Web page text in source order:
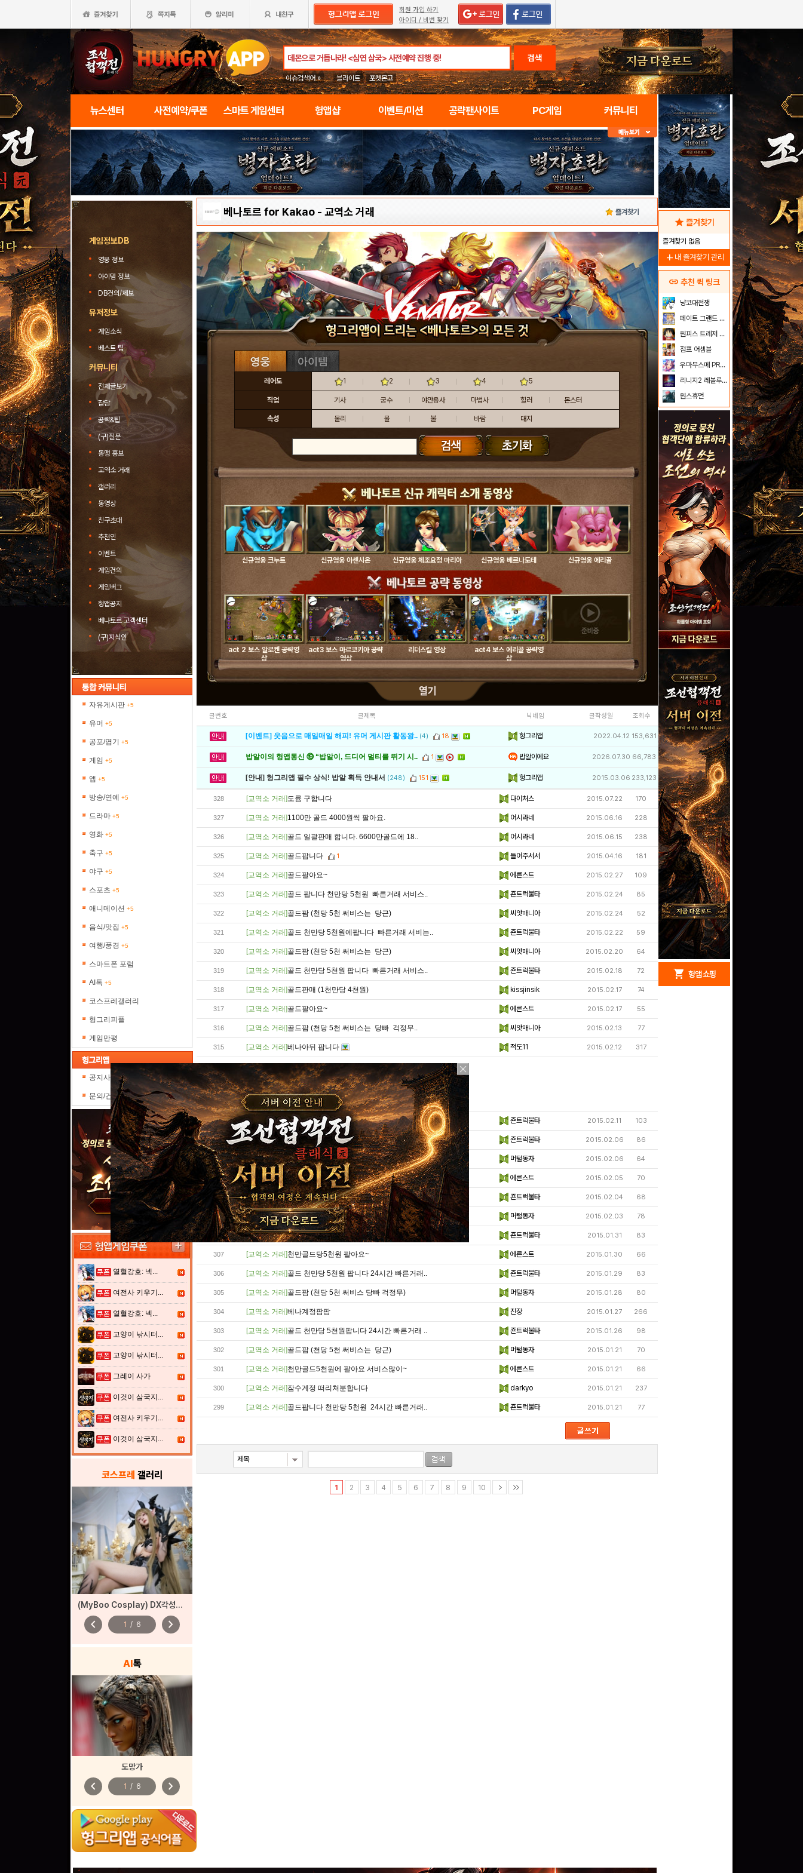
회원 가입 하기
아이디 / 비번 찾기
검색
이슈검색어 » 블라이트 포켓몬고
뉴스센터 사전예약/쿠폰 스마트 게임센터 헝앱샵 이벤트/미션 공략팬사이트 PC게임 커뮤니티
게임정보DB
영웅 정보
아이템 정보
DB건의/제보
유저정보
게임소식
베스트 팁
커뮤니티
전체글보기
잡담
공략&팁
(구)질문
동맹 홍보
교역소 거래
갤러리
동영상
친구초대
추천인
이벤트
게임건의
게임버그
헝앱공지
베나토르 고객센터
(구)지식인
자유게시판 +5
유머 +5
공포/엽기 +5
게임 +5
앱 +5
방송/연예 +5
드라마 +5
영화 +5
축구 +5
야구 +5
스포츠 +5
애니메이션 +5
음식/맛집 +5
여행/풍경 +5
스마트폰 포럼
AI톡 +5
코스프레갤러리
헝그리피플
게임만평
공지사항
문의/건의
열혈강호: 넥...
여전사 키우기...
열혈강호: 넥...
고양이 낚시터...
고양이 낚시터...
그레이 사가
이것이 삼국지...
여전사 키우기...
이것이 삼국지...
코스프레 갤러리
(MyBoo Cosplay) DX각성자들 드래곤 각성
chevron_left 1 / 6 chevron_right
AI톡
도망가
chevron_left 1 / 6 chevron_right
베나토르 for Kakao - 교역소 거래 즐겨찾기
레어도 1 2 3 4 5
직업 기사 궁수 야만용사 마법사 힐러 몬스터
속성 물리 물 불 바람 대지
신규영웅 크누트 신규영웅 아센시온 신규영웅 체조요정 마리아 신규영웅 베르나도테 신규영웅 에리골
act 2 보스 알로켄 공략영
상
act3 보스 마르코키아 공략
영상
리더스킬 영상
act4 보스 에리골 공략영
상
글번호 글제목 닉네임 글작성일 조회수
[이벤트] 웃음으로 매일매일 해피! 유머 게시판 활동왕.. (4) 18 헝그리앱 2022.04.12 153,631
밥알이의 헝앱통신 ⑲ “밥알이, 드디어 멀티를 뛰기 시.. 1 밥알이에요 2026.07.30 66,783
[안내] 헝그리앱 필수 상식! 밥알 획득 안내서 (248) 151 헝그리앱 2015.03.06 233,123
328 [교역소 거래]도륨 구합니다 다이처스 2015.07.22 170
327 [교역소 거래]1100만 골드 4000원씩 팔아요. 어시라네 2015.06.16 228
326 [교역소 거래]골드 일괄판매 합니다. 6600만골드에 18.. 어시라네 2015.06.15 238
325 [교역소 거래]골드팝니다 1 들어주서서 2015.04.16 181
324 [교역소 거래]골드팔아요~ 에른스트 2015.02.27 109
323 [교역소 거래]골드 팝니다 천만당 5천원 빠른거래 서비스.. 죤트럭불타 2015.02.24 85
322 [교역소 거래]골드팜 (천당 5천 써비스는 당근) 씨앗매니아 2015.02.24 52
321 [교역소 거래]골드 천만당 5천원에팝니다 빠른거래 서비는.. 죤트럭불타 2015.02.22 59
320 [교역소 거래]골드팜 (천당 5천 써비스는 당근) 씨앗매니아 2015.02.20 64
319 [교역소 거래]골드 천만당 5천원 팝니다 빠른거래 서비스.. 죤트럭불타 2015.02.18 72
318 [교역소 거래]골드판매 (1천만당 4천원) kissjinsik 2015.02.17 74
317 [교역소 거래]골드팔아요~ 에른스트 2015.02.17 55
316 [교역소 거래]골드팜 (천당 5천 써비스는 당빠 걱정무.. 씨앗매니아 2015.02.13 77
315 [교역소 거래]베나아뒤 팝니다 적도11 2015.02.12 317
314 [교역소 거래]골드팝니다 천만당 5천원 24시간 빠른거래 .. 죤트럭불타 2015.02.11 103
313 [교역소 거래]골드팝니다 천만당 5천원 24시간 빠른거래.. 죤트럭불타 2015.02.06 86
312 [교역소 거래]골드팜 (천당 5천 써비스는 당빠 걱정무.. 머털동자 2015.02.06 64
311 [교역소 거래] 천만골드당 5천원팜 서비스많이드려요~ 에른스트 2015.02.05 70
310 [교역소 거래]골드 천만당 5천원 팝니다 24시간 빠른거래.. 죤트럭불타 2015.02.04 68
309 [교역소 거래]골드팜 (천당 5천 써비스는 당빠 걱정무.. 머털동자 2015.02.03 78
308 [교역소 거래]골드 천만당 5천원 팝니다 24시간 빠른거래.. 죤트럭불타 2015.01.31 83
307 [교역소 거래]천만골드당5천원 팔아요~ 에른스트 2015.01.30 66
306 [교역소 거래]골드 천만당 5천원 팝니다 24시간 빠른거래.. 죤트럭불타 2015.01.29 83
305 [교역소 거래]골드팜 (천당 5천 써비스 당빠 걱정무) 머털동자 2015.01.28 80
304 [교역소 거래]베나계정팜팜 진장 2015.01.27 266
303 [교역소 거래]골드 천만당 5천원팝니다 24시간 빠른거래 .. 죤트럭불타 2015.01.26 98
302 [교역소 거래]골드팜 (천당 5천 써비스는 당근) 머털동자 2015.01.21 70
301 [교역소 거래]천만골드5천원에 팔아요 서비스많이~ 에른스트 2015.01.21 66
300 [교역소 거래]잠수계정 떠리처분합니다 darkyo 2015.01.21 237
299 [교역소 거래]골드팝니다 천만당 5천원 24시간 빠른거래.. 죤트럭불타 2015.01.21 77
1 2 3 4 5 6 7 8 9 10
star 즐겨찾기
즐겨찾기 없음
add 내 즐겨찾기 관리
link 추천 퀵 링크
냥코대전쟁
페이트 그랜드 오더
원피스 트레저 크루즈
점프 어셈블
우마무스메 PRETTY DERBY
리니지2 레볼루션
원스휴먼
redeem 헝앱 경품
5,000원 (추첨)
100 밥알
문화상품권 10000원
(추첨)
100 밥알
문화상품권 5000원 (추
첨)
15,000원 (추첨)
shopping_cart 헝앱 쇼핑